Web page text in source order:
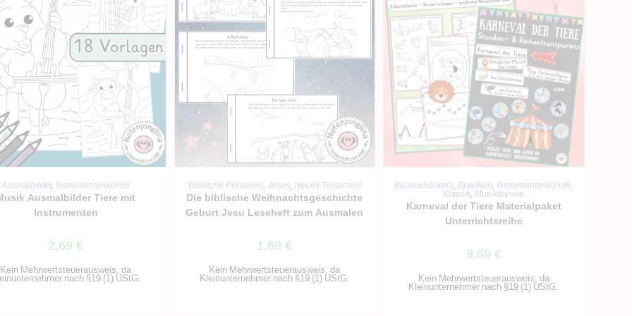
IN DEN WARENKORB
Ausmalbilder, Instrumentenkunde
Ausmalbilder Tiere mit
Instrumenten
2,69€
Kein Mehrwertsteuerausweis, da
nach §19 (1) UStG.
IN DEN WARENKORB
Biblische Personen, Jesus, Neues Testament
Die biblische Weihnachtsgeschichte
Geburt Jesu Leseheft zum Ausmalen
1,69€
Kein Mehrwertsteuerausweis, da
Kleinunternehmer nach §19 (1) UStG.
IN DEN WARENKORB
Boomwhackers,Epochen, Instrumentenkunde,
Klassik,Musiktheorie
Karneval der Tiere Materialpaket
Unterrichtsreihe
9,69 €
Kein Mehrwertsteuerausweis, da
Kleinunternehmer nach §19 (1) UStG.